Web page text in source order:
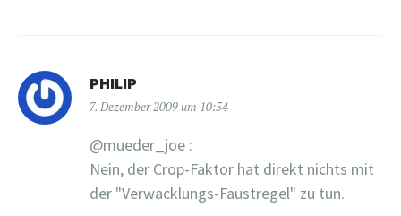
PHILIP
7. Dezember 2009 um 10:54
@mueder_joe :
Nein, der Crop-Faktor hat direkt nichts mit
der "Verwacklungs-Faustregel" zu tun.